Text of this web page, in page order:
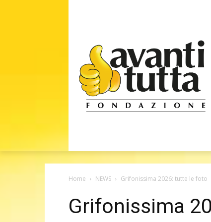
Home NEWS Grifonissima 2026: tutte le foto
Grifonissima